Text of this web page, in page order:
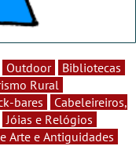
Outdoor
Bibliotecas
Rural
bares
Cabeleireiros,
Jóias e Relógios
Arte e Antiguidades